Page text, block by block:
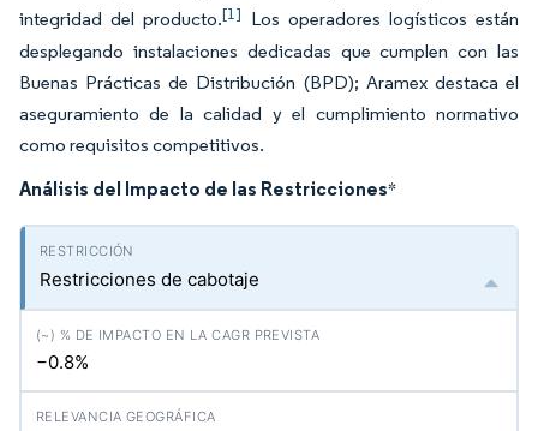
integridad del producto.[1] Los operadores logísticos están
desplegando instalaciones dedicadas que cumplen con las
Buenas Prácticas de Distribución (BPD); Aramex destaca el
aseguramiento de la calidad y el cumplimiento normativo
como requisitos competitivos.
Análisis del Impacto de las Restricciones*
Restricciones de cabotaje
−0.8%